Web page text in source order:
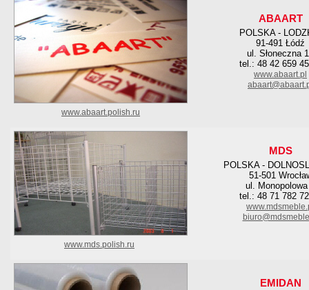
ABAART
POLSKA -
91-491 Łódź
ul. Słoneczna
tel.: 48 42 659
www.abaart.pl
www.abaart.polish.ru
MDS
POLSKA -
51-501
ul.
tel.: 48 71 782
www.mds.polish.ru
EMIDAN